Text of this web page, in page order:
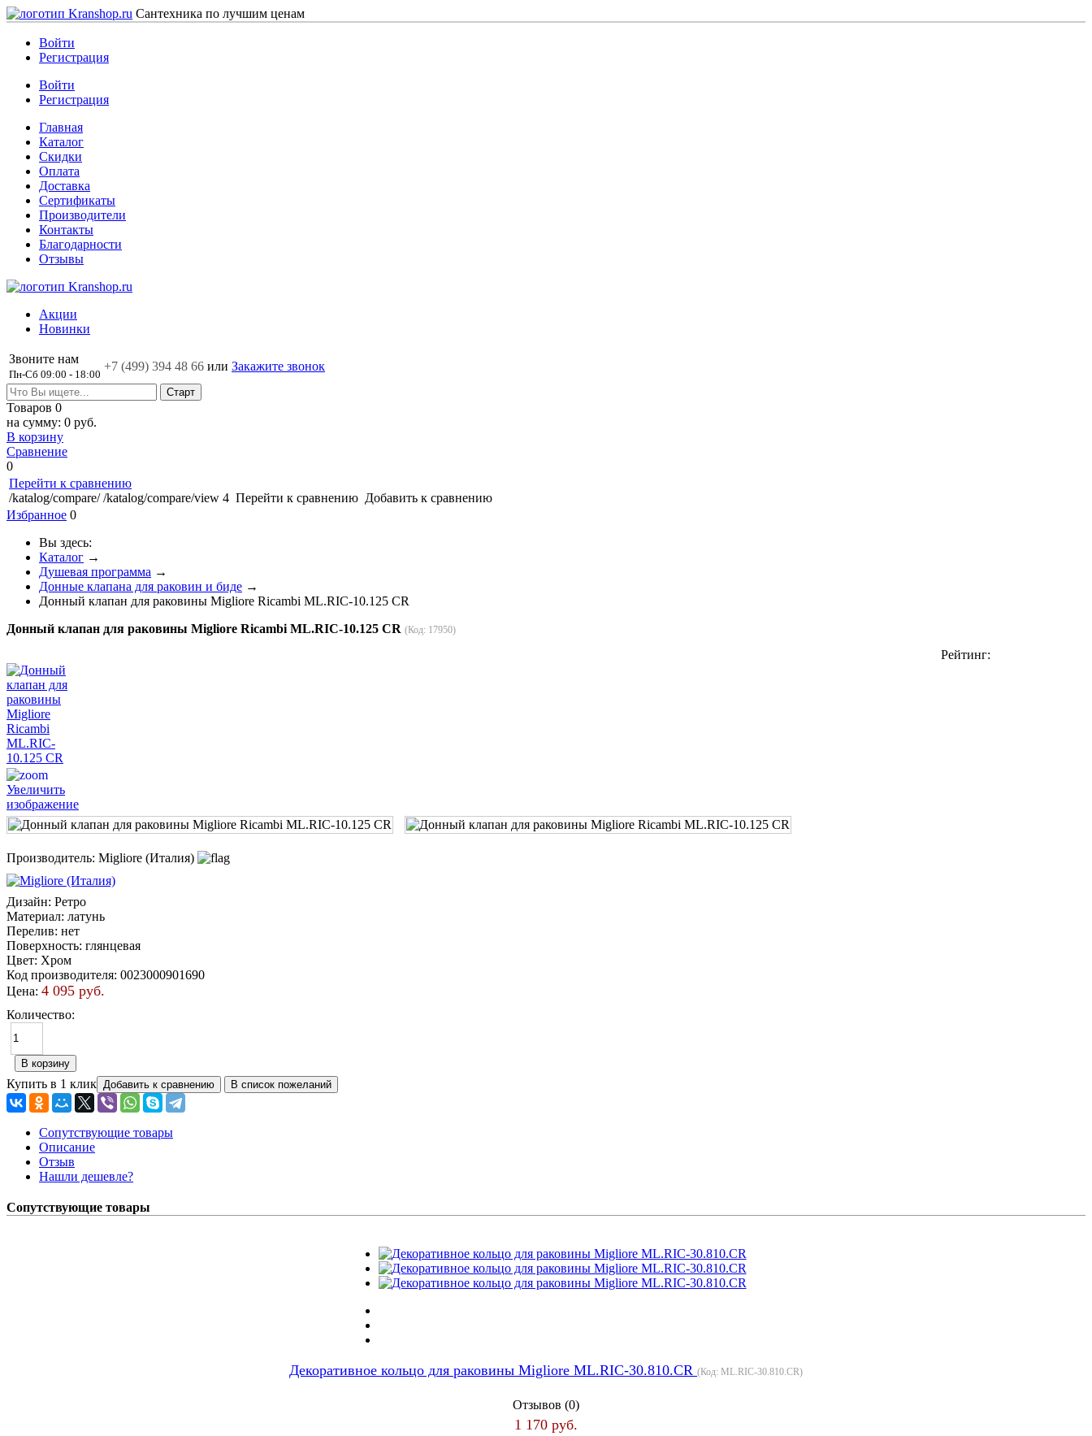
Сантехника по лучшим ценам
Войти
Регистрация
Войти
Регистрация
Главная
Каталог
Скидки
Оплата
Доставка
Сертификаты
Производители
Контакты
Благодарности
Отзывы
Акции
Новинки
Звоните нам
Пн-Сб 09:00 - 18:00
+7 (499) 394 48 66 или Закажите звонок
Товаров 0
на сумму: 0 руб.
В корзину
Сравнение
0
Перейти к сравнению
/katalog/compare/ /katalog/compare/view 4 Перейти к сравнению Добавить к сравнению
Избранное 0
Вы здесь:
Каталог →
Душевая программа →
Донные клапана для раковин и биде →
Донный клапан для раковины Migliore Ricambi ML.RIC-10.125 CR
Донный клапан для раковины Migliore Ricambi ML.RIC-10.125 CR (Код: 17950)
Рейтинг:
Увеличить
изображение
Производитель: Migliore (Италия)
Дизайн: Ретро
Материал: латунь
Перелив: нет
Поверхность: глянцевая
Цвет: Хром
Код производителя: 0023000901690
Цена: 4 095 руб.
Количество:
Купить в 1 клик
Сопутствующие товары
Описание
Отзыв
Нашли дешевле?
Сопутствующие товары
Декоративное кольцо для раковины Migliore ML.RIC-30.810.CR (Код: ML.RIC-30.810.CR)
Отзывов (0)
1 170 руб.